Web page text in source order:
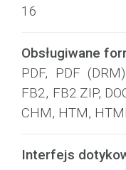
16
Obsługiwane
PDF, PDF
FB2, FB2.ZIP,
CHM, HTM,
Interfejs